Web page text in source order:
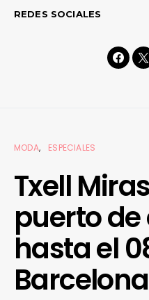
REDES SOCIALES
MODA ESPECIALES
Txell
puerto
hasta el